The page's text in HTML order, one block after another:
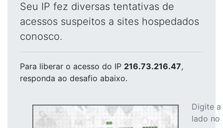
Seu IP fez diversas tentativas de
acessos suspeitos a sites hospedados
conosco.
Para liberar o acesso do IP 216.73.216.47,
responda ao desafio abaixo.
Digite
lado no